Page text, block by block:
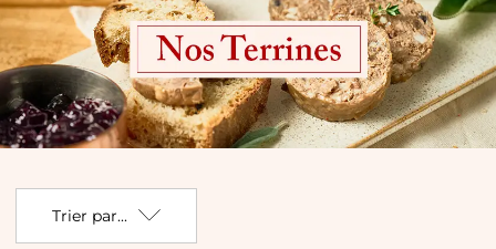
Terrines
Trier par...